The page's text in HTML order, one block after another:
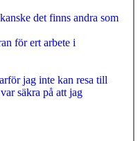
det finns andra som
för ert arbete i
jag inte kan resa till
säkra på att jag